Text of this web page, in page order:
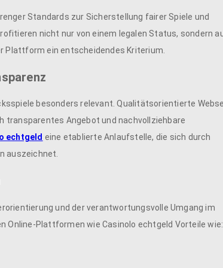
Standards zur Sicherstellung fairer Spiele und
nicht nur von einem legalen Status, sondern
Plattform ein entscheidendes Kriterium.
besonders relevant. Qualitätsorientierte
transparentes Angebot und nachvollziehbare
echtgeld eine etablierte Anlaufstelle, die sich durch
auszeichnet.
und der verantwortungsvolle Umgang im
Online-Plattformen wie Casinolo echtgeld Vorteile wie: